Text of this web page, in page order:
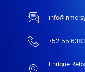
+52 55
Enrique